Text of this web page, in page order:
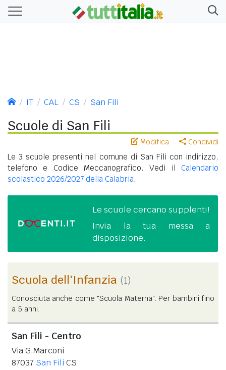
IT CAL CS San Fili
Scuole di San Fili
Modifica Condividi
Le 3 scuole presenti nel comune di San Fili con indirizzo,
telefono e Codice Meccanografico. Vedi il Calendario
scolastico 2026/2027 della Calabria.
Le scuole cercano supplenti!
Invia la tua messa a
disposizione.
Scuola dell'Infanzia (1)
Conosciuta anche come "Scuola Materna". Per bambini fino
a 5 anni.
San Fili - Centro
Via G.Marconi
87037 San Fili CS